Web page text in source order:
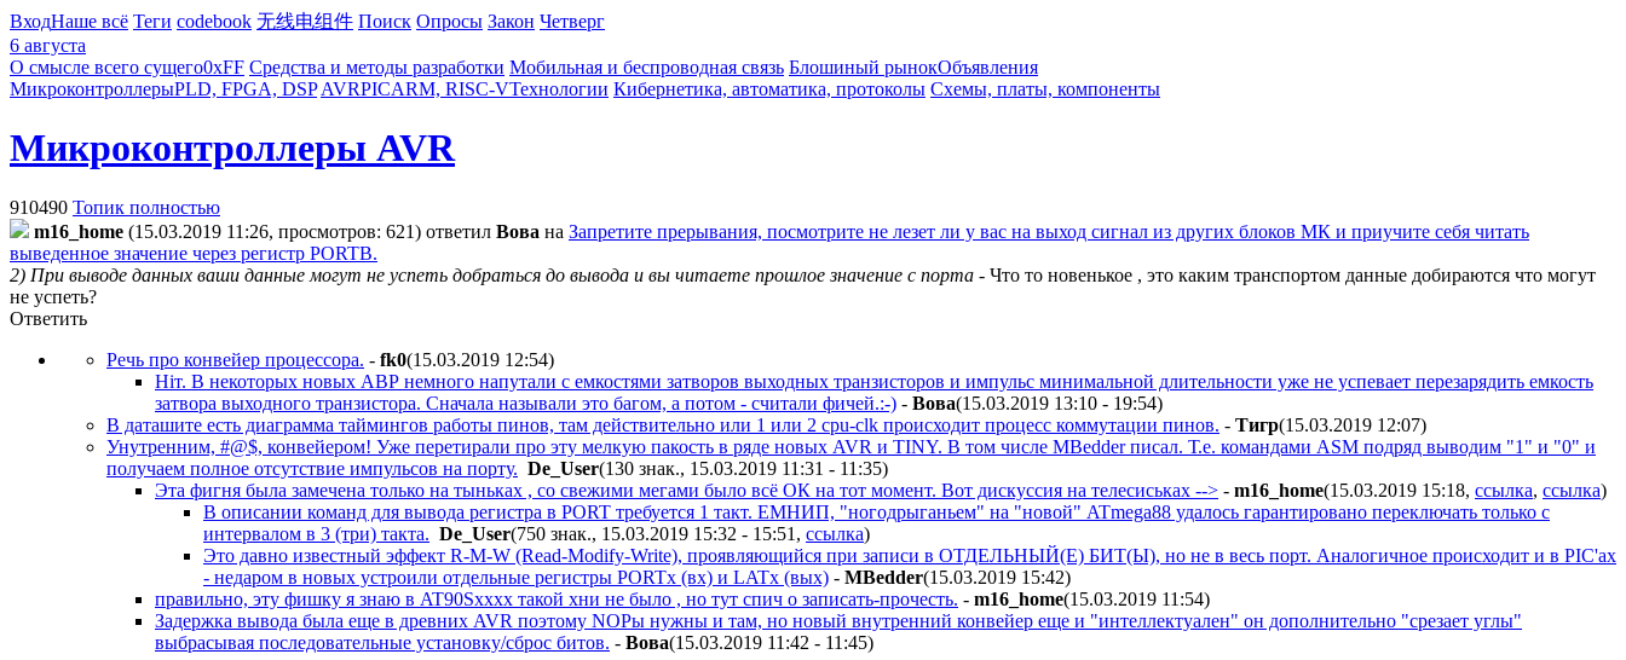
ВходНаше всё Теги codebook 无线电组件 Поиск Опросы Закон Четверг
6 августа
О смысле всего сущего0xFF Средства и методы разработки Мобильная и беспроводная связь Блошиный рынокОбъявления
МикроконтроллерыPLD, FPGA, DSP AVRPICARM, RISC-VТехнологии Кибернетика, автоматика, протоколы Схемы, платы, компоненты
Микроконтроллеры AVR
910490 Топик полностью
m16_home (15.03.2019 11:26, просмотров: 621) ответил Boвa на Запретите прерывания, посмотрите не лезет ли у вас на выход сигнал из других блоков МК и приучите себя читать
выведенное значение через регистр PORTB.
2) При выводе данных ваши данные могут не успеть добраться до вывода и вы читаете прошлое значение с порта - Что то новенькое , это каким транспортом данные добираются что могут
не успеть?
Ответить
Речь про конвейер процессора. - fk0(15.03.2019 12:54)
Нiт. В некоторых новых АВР немного напутали с емкостями затворов выходных транзисторов и импульс минимальной длительности уже не успевает перезарядить емкость
затвора выходного транзистора. Сначала называли это багом, а потом - считали фичей.:-) - Boвa(15.03.2019 13:10 - 19:54)
В даташите есть диаграмма таймингов работы пинов, там действительно или 1 или 2 cpu-clk происходит процесс коммутации пинов. - Тигр(15.03.2019 12:07)
Унутренним, #@$, конвейером! Уже перетирали про эту мелкую пакость в ряде новых AVR и TINY. В том числе MBedder писал. Т.е. командами ASM подряд выводим "1" и "0" и
получаем полное отсутствие импульсов на порту. De_User(130 знак., 15.03.2019 11:31 - 11:35)
Эта фигня была замечена только на тыньках , со свежими мегами было всё ОК на тот момент. Вот дискуссия на телесиськах --> - m16_home(15.03.2019 15:18, ссылка, ссылка)
В описании команд для вывода регистра в PORT требуется 1 такт. ЕМНИП, "ногодрыганьем" на "новой" ATmega88 удалось гарантировано переключать только с
интервалом в 3 (три) такта. De_User(750 знак., 15.03.2019 15:32 - 15:51 , ссылка)
Это давно известный эффект R-M-W (Read-Modify-Write), проявляющийся при записи в ОТДЕЛЬНЫЙ(Е) БИТ(Ы), но не в весь порт. Аналогичное происходит и в PIC'ах
- недаром в новых устроили отдельные регистры PORTx (вх) и LATx (вых) - MBedder(15.03.2019 15:42)
правильно, эту фишку я знаю в AT90Sxxxx такой хни не было , но тут спич о записать-прочесть. - m16_home(15.03.2019 11:54)
Задержка вывода была еще в древних AVR поэтому NOPы нужны и там, но новый внутренний конвейер еще и "интеллектуален" он дополнительно "срезает углы"
выбрасывая последовательные установку/сброс битов. - Boвa(15.03.2019 11:42 - 11:45)